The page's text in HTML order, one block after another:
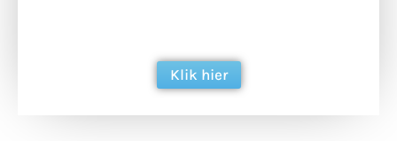
Klik hier